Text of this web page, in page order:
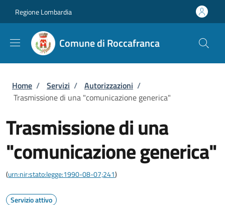
Regione Lombardia
Comune di Roccafranca
Briciole di pane
Home / Servizi / Autorizzazioni /
Trasmissione di una "comunicazione generica"
Trasmissione di una
"comunicazione generica"
(urn:nir:stato:legge:1990-08-07;241)
Servizio attivo